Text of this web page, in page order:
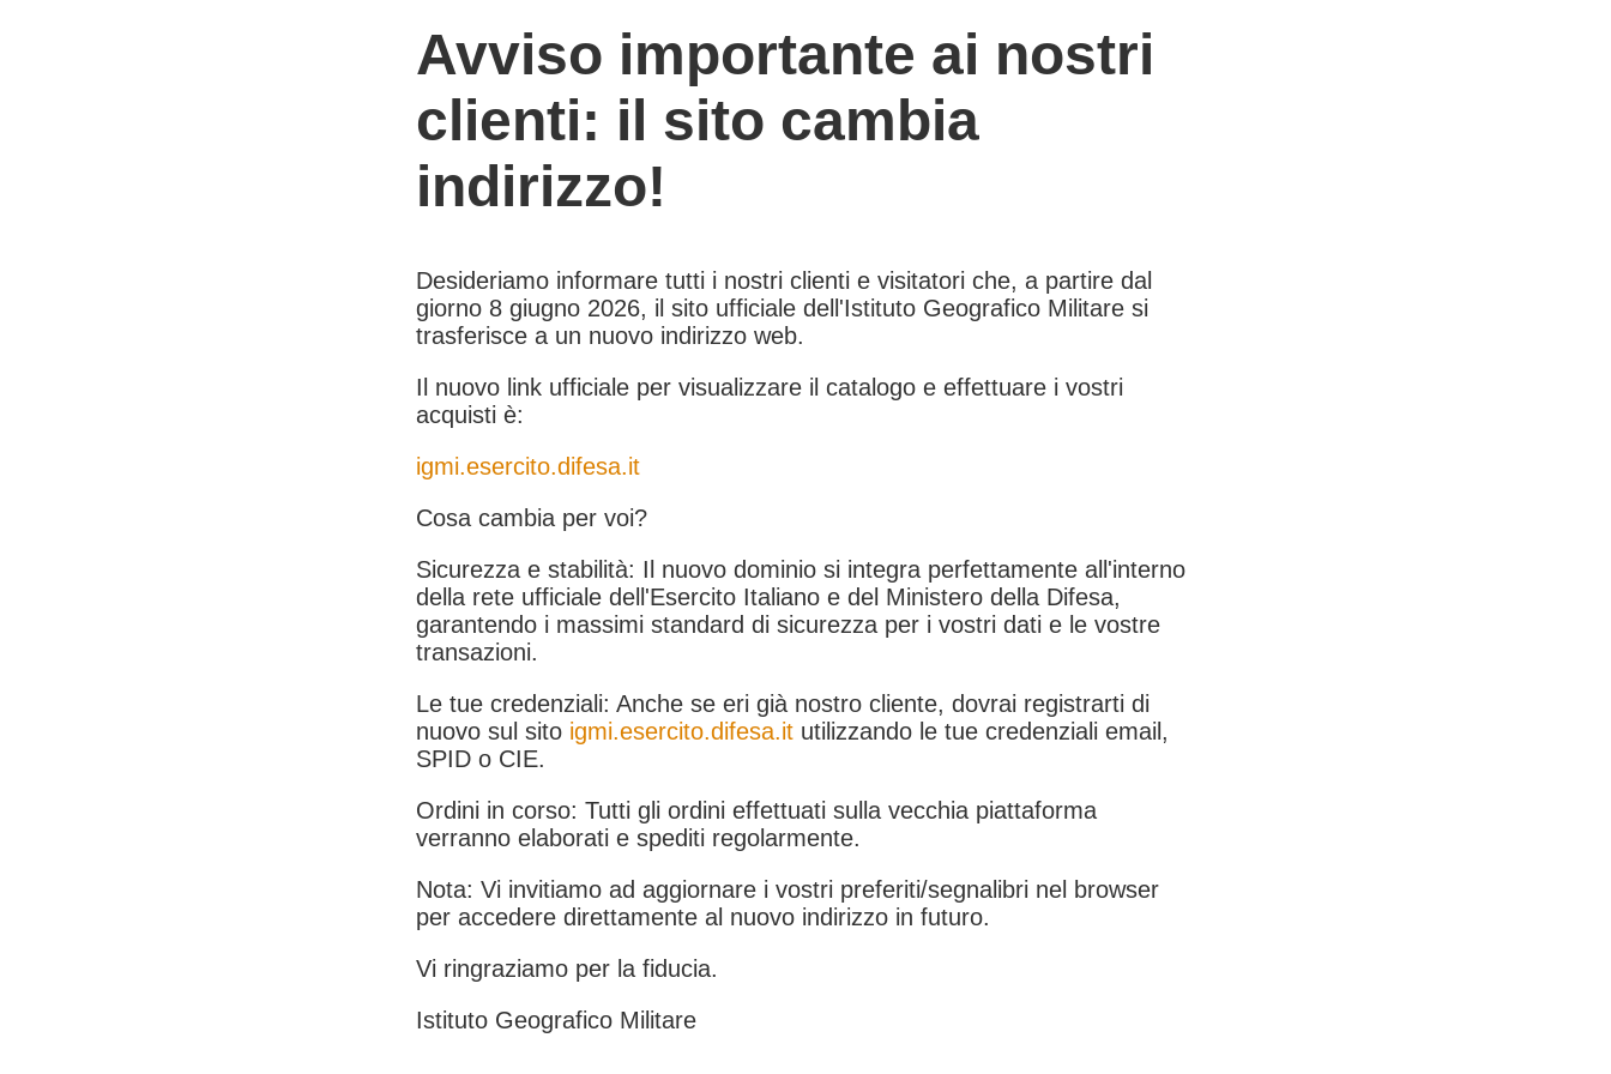
Avviso importante ai nostri
clienti: il sito cambia
indirizzo!
Desideriamo informare tutti i nostri clienti e visitatori che, a partire dal
giorno 8 giugno 2026, il sito ufficiale dell'Istituto Geografico Militare si
trasferisce a un nuovo indirizzo web.
Il nuovo link ufficiale per visualizzare il catalogo e effettuare i vostri
acquisti è:
igmi.esercito.difesa.it
Cosa cambia per voi?
Sicurezza e stabilità: Il nuovo dominio si integra perfettamente all'interno
della rete ufficiale dell'Esercito Italiano e del Ministero della Difesa,
garantendo i massimi standard di sicurezza per i vostri dati e le vostre
transazioni.
Le tue credenziali: Anche se eri già nostro cliente, dovrai registrarti di
nuovo sul sito igmi.esercito.difesa.it utilizzando le tue credenziali email,
SPID o CIE.
Ordini in corso: Tutti gli ordini effettuati sulla vecchia piattaforma
verranno elaborati e spediti regolarmente.
Nota: Vi invitiamo ad aggiornare i vostri preferiti/segnalibri nel browser
per accedere direttamente al nuovo indirizzo in futuro.
Vi ringraziamo per la fiducia.
Istituto Geografico Militare